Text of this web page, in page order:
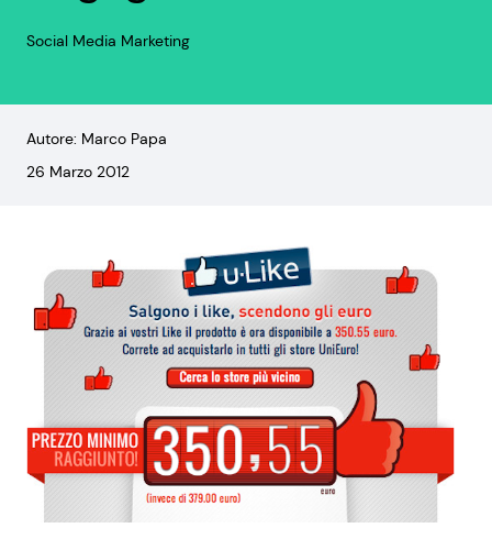
Social Media Marketing
Autore: Marco Papa
26 Marzo 2012